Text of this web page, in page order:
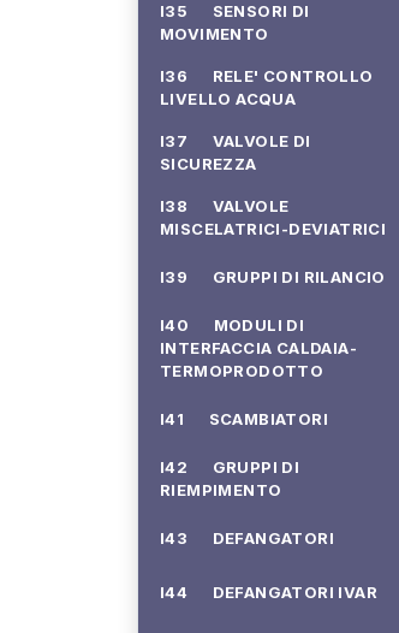
I35 SENSORI DI
MOVIMENTO
I36 RELE' CONTROLLO
LIVELLO ACQUA
I37 VALVOLE DI
SICUREZZA
I38 VALVOLE
MISCELATRICI-DEVIATRICI
I39 GRUPPI DI RILANCIO
I40 MODULI DI
INTERFACCIA CALDAIA-
TERMOPRODOTTO
I41 SCAMBIATORI
I42 GRUPPI DI
RIEMPIMENTO
I43 DEFANGATORI
I44 DEFANGATORI IVAR